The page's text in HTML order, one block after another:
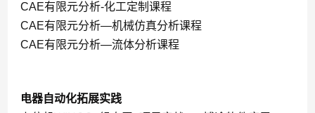
CAE有限元分析-化工定制课程
CAE有限元分析—机械仿真分析课程
CAE有限元分析—流体分析课程
电器自动化拓展实践